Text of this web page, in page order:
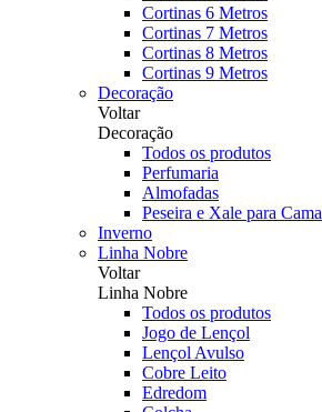
Cortinas 6 Metros
Cortinas 7 Metros
Cortinas 8 Metros
Cortinas 9 Metros
Decoração
Voltar
Decoração
Todos os produtos
Perfumaria
Almofadas
Peseira e Xale para Cama
Inverno
Linha Nobre
Voltar
Linha Nobre
Todos os produtos
Jogo de Lençol
Lençol Avulso
Cobre Leito
Edredom